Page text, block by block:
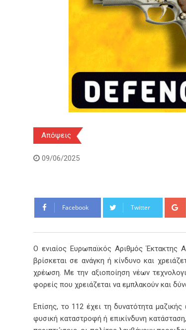
Απόψεις
09/06/2025
Facebook Twitter
Ο ενιαίος Ευρωπαϊκός Αριθμός Έκτακτης
βρίσκεται σε ανάγκη ή κίνδυνο και
χρέωση. Με την αξιοποίηση νέων
φορείς που χρειάζεται να εμπλακούν και
Επίσης, το 112 έχει τη δυνατότητα
φυσική καταστροφή ή επικίνδυνη